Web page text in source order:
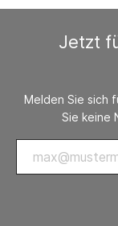
Jetzt
Melden Sie sich
Sie keine